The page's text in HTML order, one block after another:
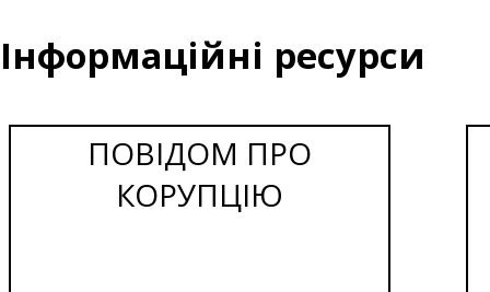
Інформаційні ресурси
ПОВІДОМ ПРО
КОРУПЦІЮ